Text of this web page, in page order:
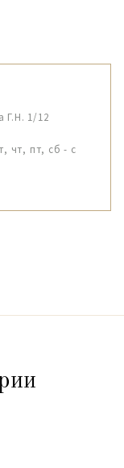
Г.Н. 1/12
чт, пт, сб - с